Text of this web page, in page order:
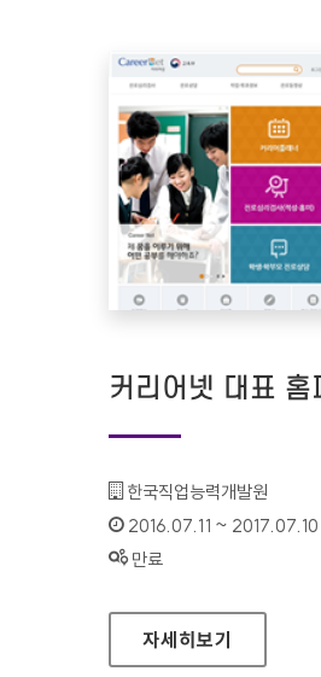
커리어넷 대표 홈
기관명 :
한국직업능력개발원
인증기간 :
2016.07.11 ~ 2017.07.10
상태 :
만료
커리어넷 대표 홈페이
자세히보기